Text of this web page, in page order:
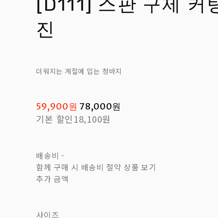
[D111] 스판 구제 커
진
더워지는 계절에 입는 청바지
59,900원 78,000원
기본 할인 18,100원
배송비 -
함께 구매 시 배송비 절약 상품 보기
추가 금액
사이즈